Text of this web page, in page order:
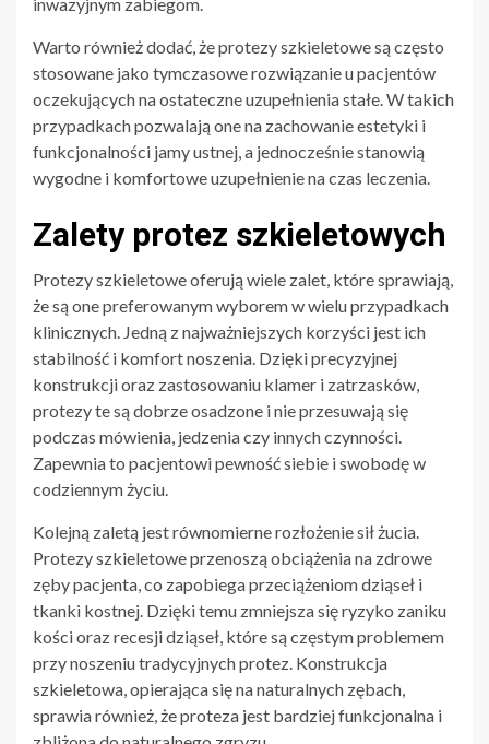
Warto również dodać, że protezy szkieletowe są często
stosowane jako tymczasowe rozwiązanie u pacjentów
oczekujących na ostateczne uzupełnienia stałe. W takich
przypadkach pozwalają one na zachowanie estetyki i
funkcjonalności jamy ustnej, a jednocześnie stanowią
wygodne i komfortowe uzupełnienie na czas leczenia.
Zalety protez szkieletowych
Protezy szkieletowe oferują wiele zalet, które sprawiają,
że są one preferowanym wyborem w wielu przypadkach
klinicznych. Jedną z najważniejszych korzyści jest ich
stabilność i komfort noszenia. Dzięki precyzyjnej
konstrukcji oraz zastosowaniu klamer i zatrzasków,
protezy te są dobrze osadzone i nie przesuwają się
podczas mówienia, jedzenia czy innych czynności.
Zapewnia to pacjentowi pewność siebie i swobodę w
codziennym życiu.
Kolejną zaletą jest równomierne rozłożenie sił żucia.
Protezy szkieletowe przenoszą obciążenia na zdrowe
zęby pacjenta, co zapobiega przeciążeniom dziąseł i
tkanki kostnej. Dzięki temu zmniejsza się ryzyko zaniku
kości oraz recesji dziąseł, które są częstym problemem
przy noszeniu tradycyjnych protez. Konstrukcja
szkieletowa, opierająca się na naturalnych zębach,
sprawia również, że proteza jest bardziej funkcjonalna i